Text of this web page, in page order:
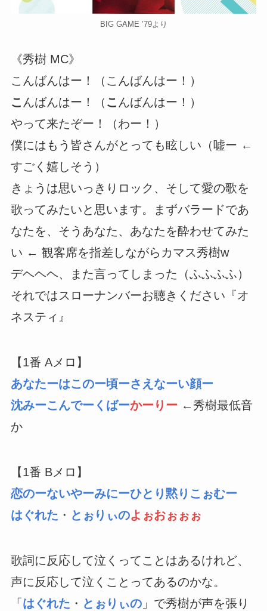
BIG GAME ’79より
《秀樹 MC》
こんばんはー！（こんばんはー！）
こ んばんはー！（ こ んばんはー！）
やって来たぞー！（わー！）
僕にはもう皆さんがとっても眩しい（嘘ー ←
すごく嬉しそう）
きょうは思いっきりロック、そして愛の歌を
歌ってみたいと思います。まずバラードであ
なたを、そうあなた、あなたを酔わせてみた
い ← 観客席を指差しながらカマス秀樹w
デヘヘヘ、また言ってしまった（ふふふふ）
それではスローナンバーお聴きください『オ
ネスティ』
【1番 Aメロ】
あなたーはこのー頃ーさえなーい顔ー
沈みーこんでーくばーかーりー ←秀樹最低音
か
【1番 Bメロ】
恋のーないやーみにーひとり黙りこぉむー
はぐれた ・ とぉりぃのよぉおぉぉぉ
歌詞に反応して泣くってことはあるけれど、
声に反応して泣くことってあるのかな。
「 はぐれた ・ とぉりぃの」で秀樹が声を張り